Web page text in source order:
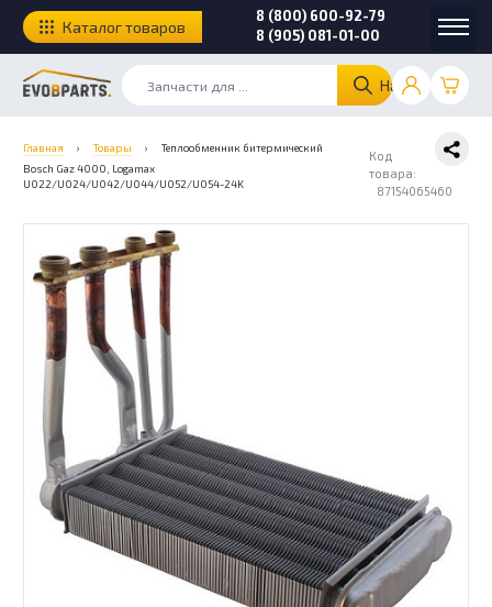
Найти
8 (800) 600-92-79
8 (905) 081-01-00
Каталог товаров
Главная › Товары ›
Теплообменник битермический
Bosch Gaz 4000, Logamax
U022/U024/U042/U044/U052/U054-24K
Код
товара:
87154065460